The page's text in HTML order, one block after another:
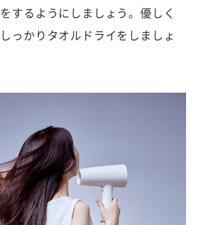
するようにしましょう。優しく
っかりタオルドライをしましょ